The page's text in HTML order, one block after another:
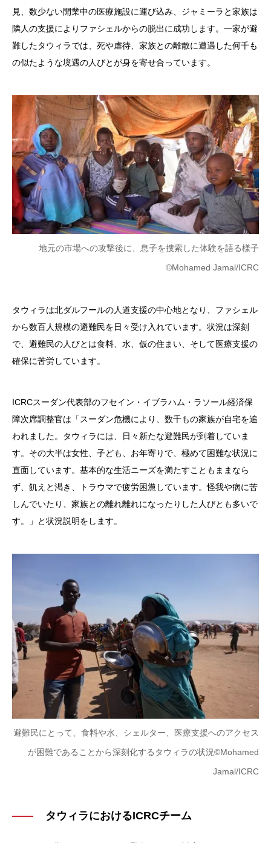
見、数少ない開業中の医療施設に運び込み、ジャミーラと家族は
隣人の支援によりファシェルからの脱出に成功します。一家が避
難したタウィラでは、死や虐待、家族との離散に遭遇した何千も
の似たような境遇の人びとが身を寄せ合っています。
地元の市場への攻撃後に、息子を捜索した体験を語る様子
©Mohamed Jamal/ICRC
タウィラは北ダルフールの人道支援の中心地となり、ファシェル
から数百人規模の避難民を日々受け入れています。状況は深刻
で、避難民の人びとは食料、水、仮の住まい、そして医療支援の
確保に苦労しています。
ICRCスーダン代表部のフセイン・イブラハム・ラソール経済保
障次席調整官は「スーダン危機により、数千もの家族が自宅を追
われました。タウィラには、日々新たな避難民が到着していま
す。その大半は女性、子ども、お年寄りで、極めて困難な状況に
直面しています。基本的な生活ニーズを満たすこともままなら
ず、飢えと渇き、トラウマで疲労困憊しています。怪我や病に苦
しんでいたり、家族との離れ離れになったりした人びとも多いで
す。」と状況説明をします。
避難民にとって、食料や水、シェルター、医療支援へのアクセス
が困難であることから深刻化するタウィラの状況©Mohamed
Jamal/ICRC
タウィラにおけるICRCチーム